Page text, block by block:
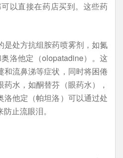
可以直接在药店买到。这些药
是处方抗组胺药喷雾剂，如氮
洛他定（olopatadine）。这
和流鼻涕等症状，同时将困倦
水，如酮替芬（眼药水），
洛他定（帕坦洛）可以通过处
止流眼泪。